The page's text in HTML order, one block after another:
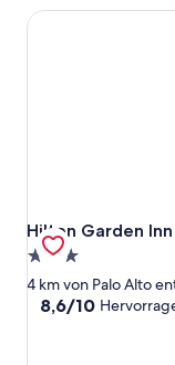
Hilton Garden
Hilton Garden
3.0-
Sterne-
Unterkunft
4 km von Palo Alto
8.6
8,6/10
Hilton Garden Inn